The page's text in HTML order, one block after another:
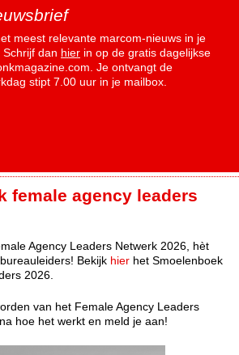
meest relevante marcom-nieuws in je
dan hier in op de gratis dagelijkse
Je ontvangt de
stipt 7.00 uur in je mailbox.
female agency leaders
Agency Leaders Netwerk 2026, hèt
Bekijk hier het Smoelenboek
2026.
van het Female Agency Leaders
na hoe het werkt en meld je aan!